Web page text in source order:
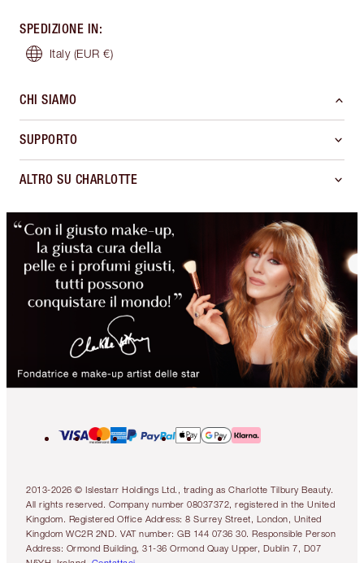
SPEDIZIONE IN:
Italy (EUR €)
CHI SIAMO
SUPPORTO
ALTRO SU CHARLOTTE
2013-2026 © Islestarr Holdings Ltd., trading as Charlotte Tilbury Beauty.
All rights reserved. Company number 08037372, registered in the United
Kingdom. Registered Office Address: 8 Surrey Street, London, United
Kingdom WC2R 2ND. VAT number: GB 144 0736 30. Responsible Person
Address: Ormond Building, 31-36 Ormond Quay Upper, Dublin 7, D07